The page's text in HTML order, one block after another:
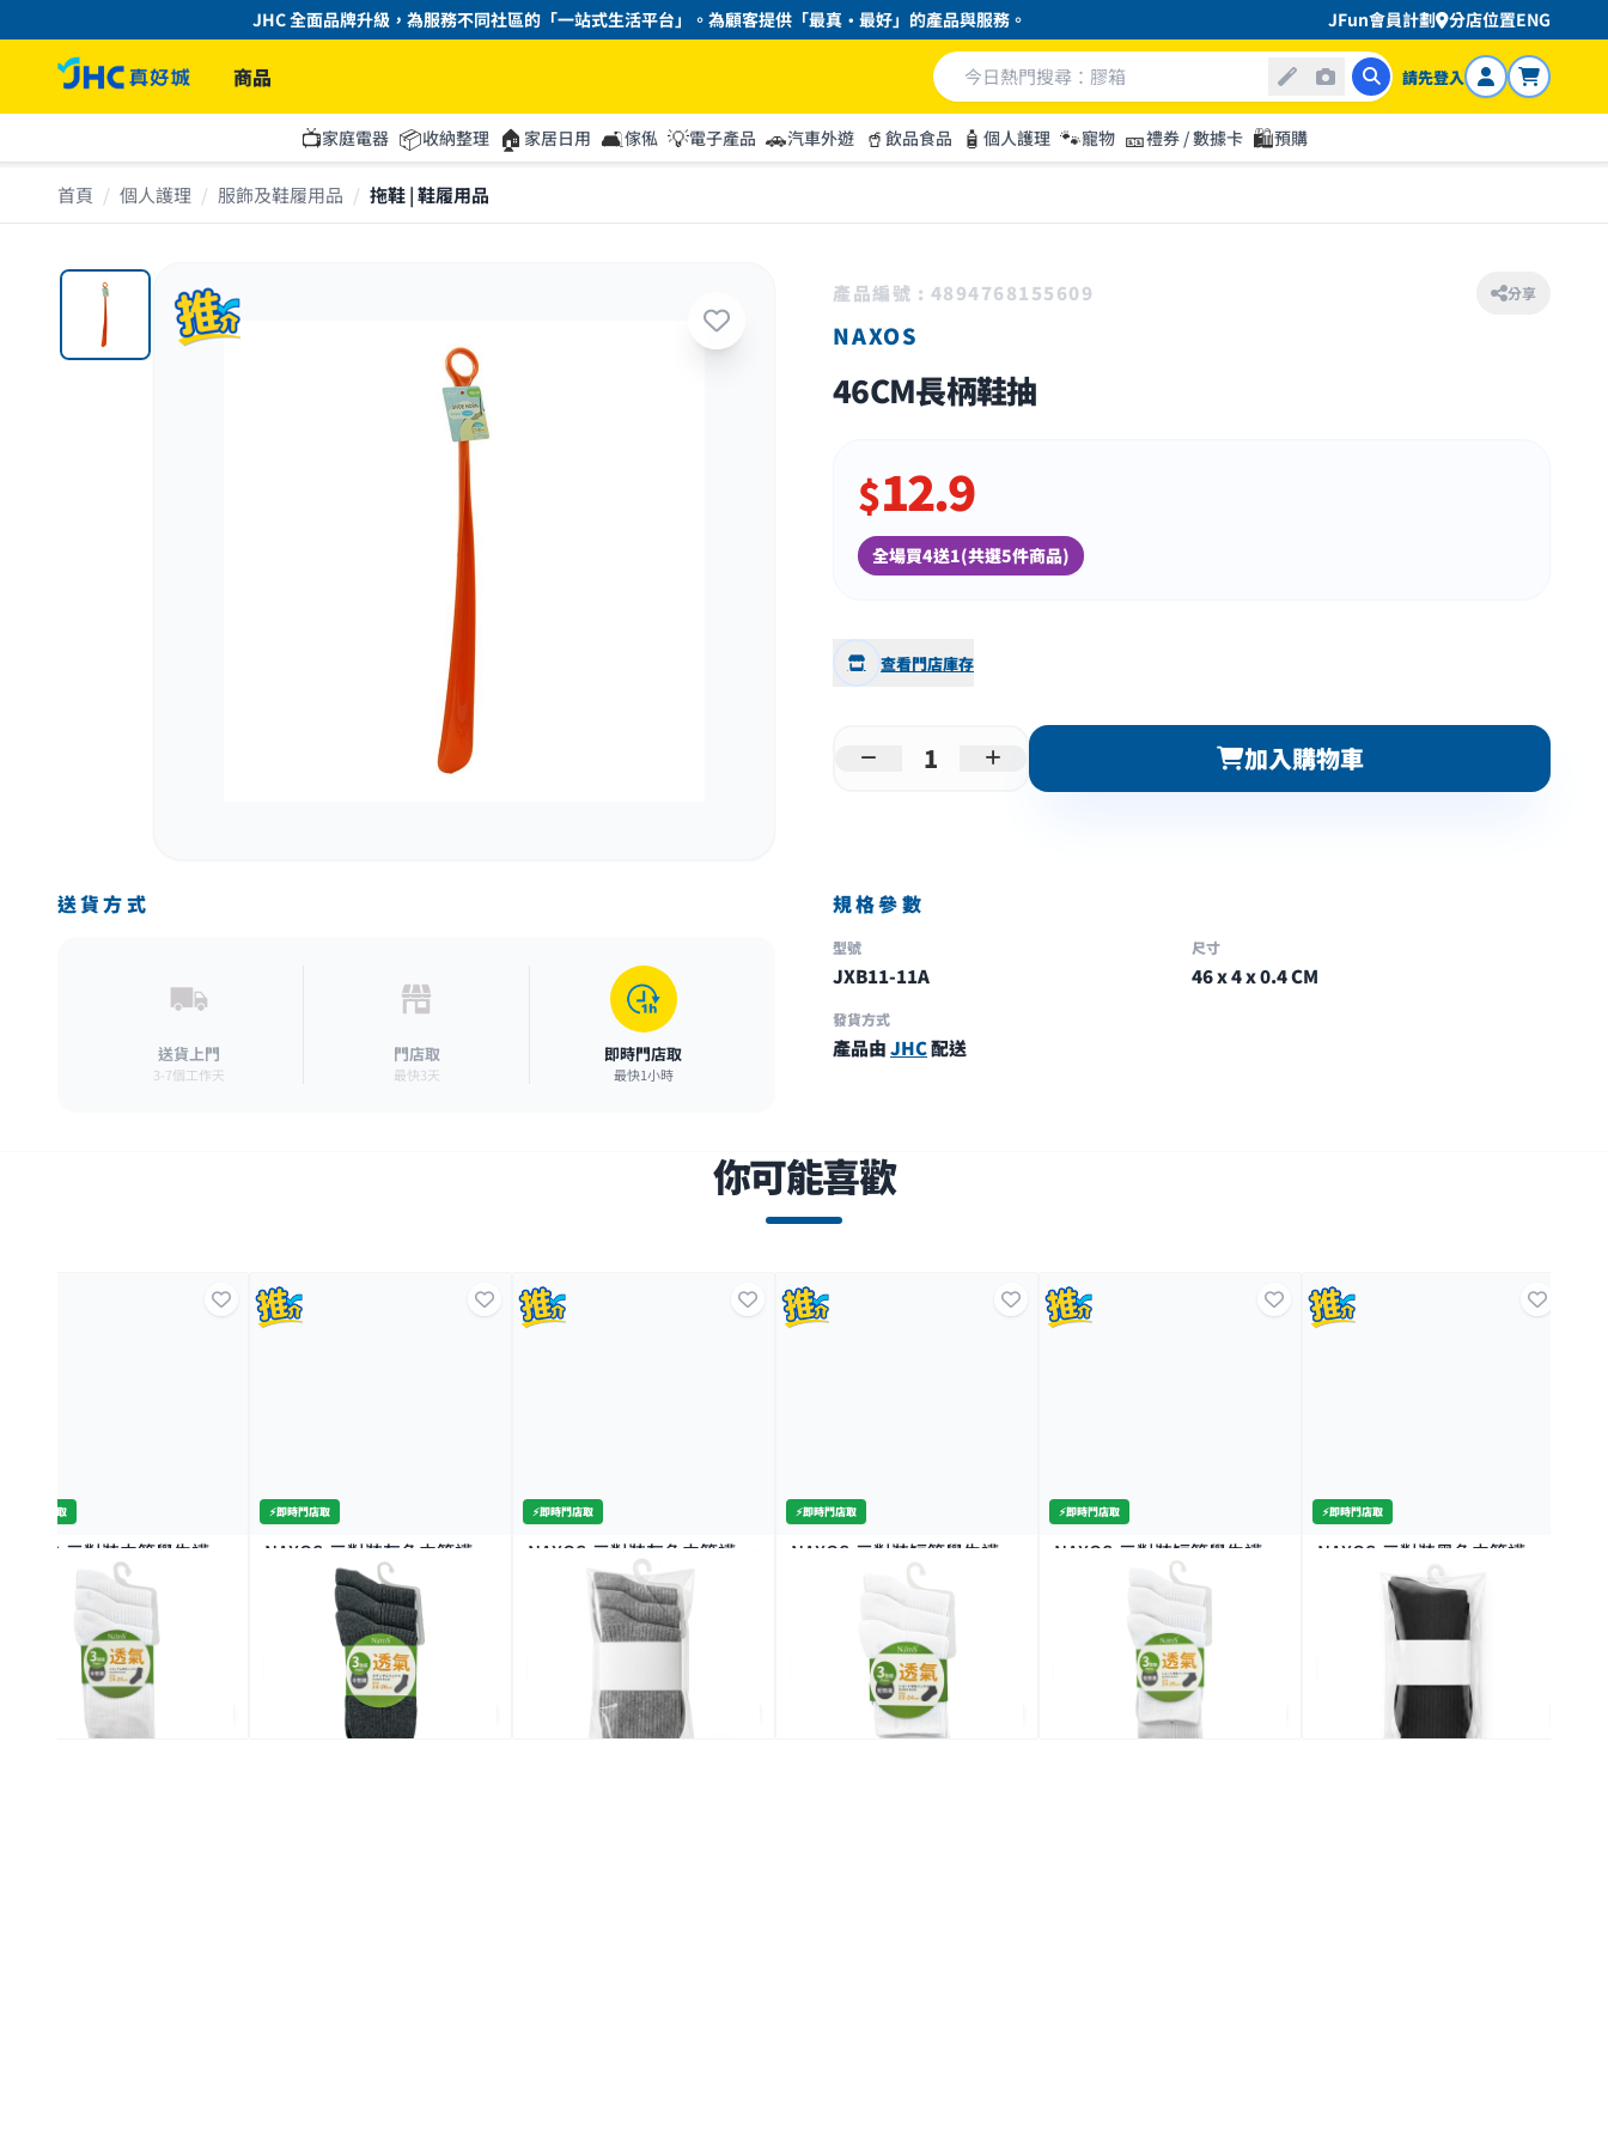
JHC 全面品牌升級，為服務不同社區的「一站式生活平台」。為顧客提供「最真・最好」的產品與服務。 JFun會員計劃 分店位置ENG
商品 請先登入
📺家庭電器 📦收納整理 🏠 家居日用 🛋️傢俬 💡電子產品 🚗汽車外遊 🥤 飲品食品 🧴 個人護理 🐾寵物 🎫禮券 / 數據卡 🛍️預購
首頁 / 個人護理 / 服飾及鞋履用品 / 拖鞋 | 鞋履用品
產品編號 : 4894768155609 分享
NAXOS
46CM長柄鞋抽
$12.9
全場買4送1(共選5件商品)
查看門店庫存
加入購物車
送貨方式
送貨上門
3-7個工作天
門店取
最快3天
即時門店取
最快1小時
規格參數
型號
JXB11-11A
尺寸
46 x 4 x 0.4 CM
發貨方式
產品由JHC配送
你可能喜歡
⚡️即時門店取
NAXOS-三對裝中筒學生襪
全場買4送1(共選5件商品)
⚡️即時門店取
NAXOS-三對裝灰色中筒襪
$30.0
全場買4送1(共選5件商品)
⚡️即時門店取
NAXOS-三對裝灰色中筒襪
$30.0
⚡️即時門店取
NAXOS-三對裝短筒學生襪
全場買4送1(共選5件商品)
⚡️即時門店取
NAXOS-三對裝短筒學生襪
全場買4送1(共選5件商品)
⚡️即時門店取
NAXOS-三對裝黑色中筒襪